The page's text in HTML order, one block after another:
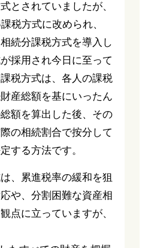
とされていましたが、
税方式に改められ、
続分課税方式を導入し
採用され今日に至って
税方式は、各人の課税
産総額を基にいったん
額を算出した後、その
の相続割合で按分して
する方法です。
、累進税率の緩和を狙
や、分割困難な資産相
点に立っていますが、